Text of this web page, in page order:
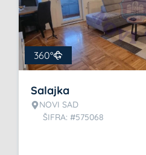
360°
Salajka
NOVI SAD
ŠIFRA: #575068